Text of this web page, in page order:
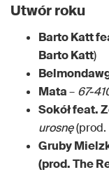
Utwór roku
Barto Katt
Barto Katt)
Mata– 67-
Sokół feat.
urosnę(prod.
Gruby
(prod. The